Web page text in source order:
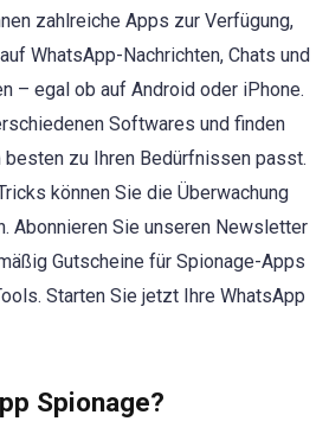
zahlreiche Apps zur Verfügung,
WhatsApp-Nachrichten, Chats und
– egal ob auf Android oder iPhone.
Softwares und finden
besten zu Ihren Bedürfnissen passt.
können Sie die Überwachung
Abonnieren Sie unseren Newsletter
Gutscheine für Spionage-Apps
Starten Sie jetzt Ihre WhatsApp
Spionage?